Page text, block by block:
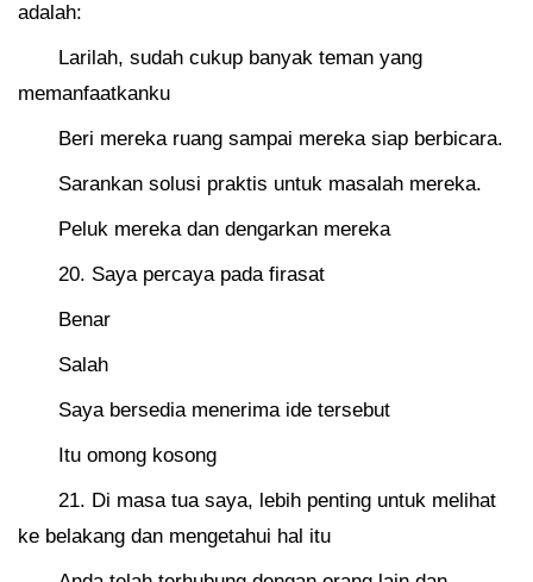
adalah:
Larilah, sudah cukup banyak teman yang
memanfaatkanku
Beri mereka ruang sampai mereka siap berbicara.
Sarankan solusi praktis untuk masalah mereka.
Peluk mereka dan dengarkan mereka
20. Saya percaya pada firasat
Benar
Salah
Saya bersedia menerima ide tersebut
Itu omong kosong
21. Di masa tua saya, lebih penting untuk melihat
ke belakang dan mengetahui hal itu